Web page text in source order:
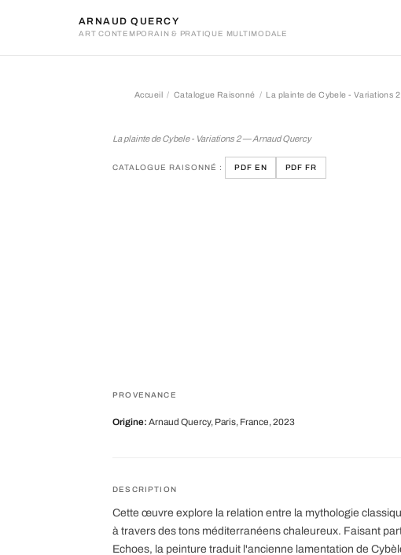
ARNAUD QUERCY
ART CONTEMPORAIN & PRATIQUE MULTIMODALE
Accueil Catalogue Raisonné La plainte de Cybele - Variations 2
La plainte de Cybele - Variations 2 — Arnaud Quercy
CATALOGUE RAISONNÉ : PDF EN PDF FR
PROVENANCE
Origine: Arnaud Quercy, Paris, France, 2023
DESCRIPTION
Cette œuvre explore la relation entre la mythologie
à travers des tons méditerranéens chaleureux. Faisant
Echoes, la peinture traduit l'ancienne lamentation de